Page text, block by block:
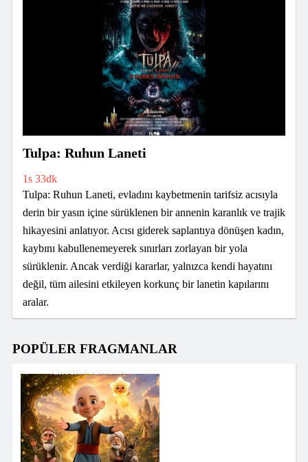
Tulpa: Ruhun Laneti
1s 33dk
Tulpa: Ruhun Laneti, evladını kaybetmenin tarifsiz acısıyla
derin bir yasın içine sürüklenen bir annenin karanlık ve trajik
hikayesini anlatıyor. Acısı giderek saplantıya dönüşen kadın,
kaybını kabullenemeyerek sınırları zorlayan bir yola
sürüklenir. Ancak verdiği kararlar, yalnızca kendi hayatını
değil, tüm ailesini etkileyen korkunç bir lanetin kapılarını
aralar.
POPÜLER FRAGMANLAR